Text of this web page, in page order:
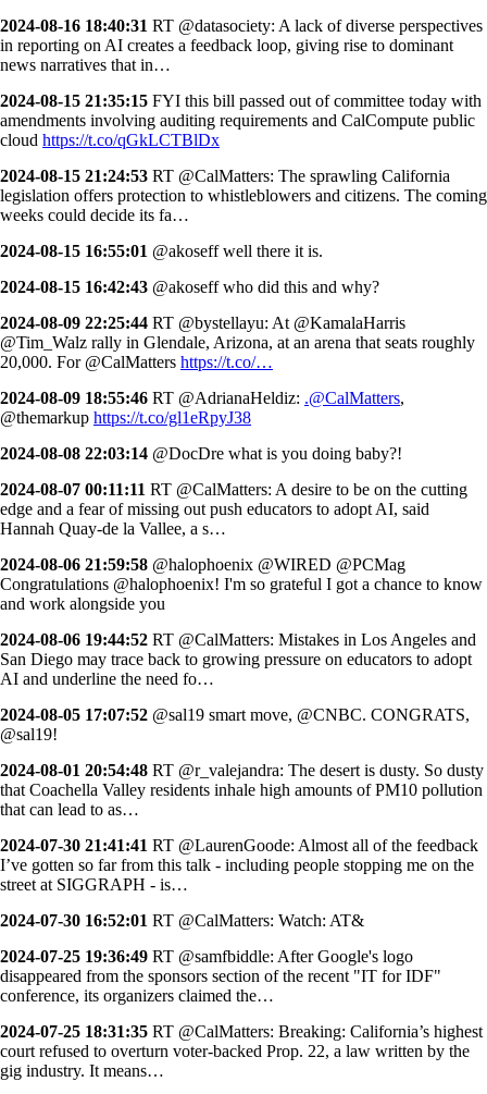
2024-08-16 18:40:31 RT @datasociety: A lack of diverse perspectives
in reporting on AI creates a feedback loop, giving rise to dominant
news narratives that in…
2024-08-15 21:35:15 FYI this bill passed out of committee today with
amendments involving auditing requirements and CalCompute public
cloud https://t.co/qGkLCTBlDx
2024-08-15 21:24:53 RT @CalMatters: The sprawling California
legislation offers protection to whistleblowers and citizens. The coming
weeks could decide its fa…
2024-08-15 16:55:01 @akoseff well there it is.
2024-08-15 16:42:43 @akoseff who did this and why?
2024-08-09 22:25:44 RT @bystellayu: At @KamalaHarris
@Tim_Walz rally in Glendale, Arizona, at an arena that seats roughly
20,000. For @CalMatters https://t.co/…
2024-08-09 18:55:46 RT @AdrianaHeldiz: .@CalMatters,
@themarkup https://t.co/gl1eRpyJ38
2024-08-08 22:03:14 @DocDre what is you doing baby?!
2024-08-07 00:11:11 RT @CalMatters: A desire to be on the cutting
edge and a fear of missing out push educators to adopt AI, said
Hannah Quay-de la Vallee, a s…
2024-08-06 21:59:58 @halophoenix @WIRED @PCMag
Congratulations @halophoenix! I'm so grateful I got a chance to know
and work alongside you
2024-08-06 19:44:52 RT @CalMatters: Mistakes in Los Angeles and
San Diego may trace back to growing pressure on educators to adopt
AI and underline the need fo…
2024-08-05 17:07:52 @sal19 smart move, @CNBC. CONGRATS,
@sal19!
2024-08-01 20:54:48 RT @r_valejandra: The desert is dusty. So dusty
that Coachella Valley residents inhale high amounts of PM10 pollution
that can lead to as…
2024-07-30 21:41:41 RT @LaurenGoode: Almost all of the feedback
I’ve gotten so far from this talk - including people stopping me on the
street at SIGGRAPH - is…
2024-07-30 16:52:01 RT @CalMatters: Watch: AT&
2024-07-25 19:36:49 RT @samfbiddle: After Google's logo
disappeared from the sponsors section of the recent "IT for IDF"
conference, its organizers claimed the…
2024-07-25 18:31:35 RT @CalMatters: Breaking: California’s highest
court refused to overturn voter-backed Prop. 22, a law written by the
gig industry. It means…